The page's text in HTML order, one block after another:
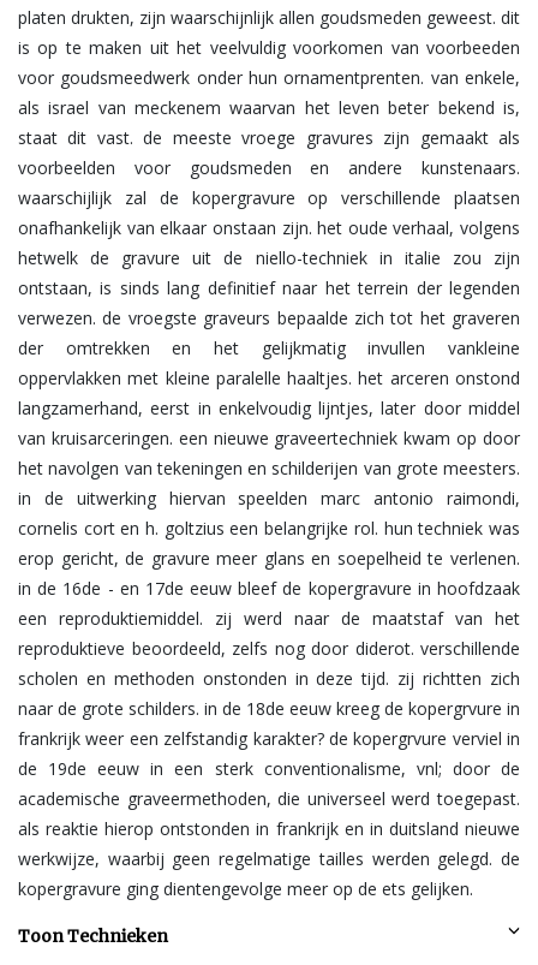
Toon Technieken
platen drukten, zijn waarschijnlijk allen goudsmeden geweest. dit
is op te maken uit het veelvuldig voorkomen van voorbeeden
voor goudsmeedwerk onder hun ornamentprenten. van enkele,
als israel van meckenem waarvan het leven beter bekend is,
staat dit vast. de meeste vroege gravures zijn gemaakt als
voorbeelden voor goudsmeden en andere kunstenaars.
waarschijlijk zal de kopergravure op verschillende plaatsen
onafhankelijk van elkaar onstaan zijn. het oude verhaal, volgens
hetwelk de gravure uit de niello-techniek in italie zou zijn
ontstaan, is sinds lang definitief naar het terrein der legenden
verwezen. de vroegste graveurs bepaalde zich tot het graveren
der omtrekken en het gelijkmatig invullen vankleine
oppervlakken met kleine paralelle haaltjes. het arceren onstond
langzamerhand, eerst in enkelvoudig lijntjes, later door middel
van kruisarceringen. een nieuwe graveertechniek kwam op door
het navolgen van tekeningen en schilderijen van grote meesters.
in de uitwerking hiervan speelden marc antonio raimondi,
cornelis cort en h. goltzius een belangrijke rol. hun techniek was
erop gericht, de gravure meer glans en soepelheid te verlenen.
in de 16de - en 17de eeuw bleef de kopergravure in hoofdzaak
een reproduktiemiddel. zij werd naar de maatstaf van het
reproduktieve beoordeeld, zelfs nog door diderot. verschillende
scholen en methoden onstonden in deze tijd. zij richtten zich
naar de grote schilders. in de 18de eeuw kreeg de kopergrvure in
frankrijk weer een zelfstandig karakter? de kopergrvure verviel in
de 19de eeuw in een sterk conventionalisme, vnl; door de
academische graveermethoden, die universeel werd toegepast.
als reaktie hierop ontstonden in frankrijk en in duitsland nieuwe
werkwijze, waarbij geen regelmatige tailles werden gelegd. de
kopergravure ging dientengevolge meer op de ets gelijken.